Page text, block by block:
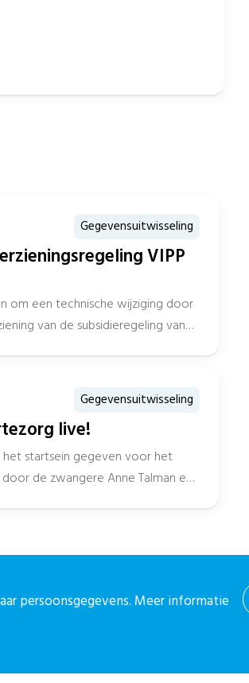
Gegevensuitwisseling
VIPP
om een technische wijziging door
van de subsidieregeling van
Gegevensuitwisseling
live!
het startsein gegeven voor het
de zwangere Anne Talman en
persoonsgegevens. Meer informatie